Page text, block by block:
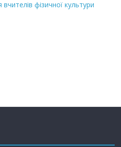
фізичної культури